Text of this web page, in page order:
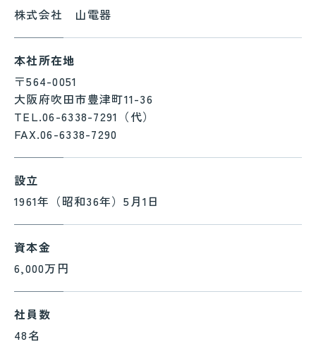
株式会社 山電器
本社所在地
〒564-0051
大阪府吹田市豊津町11-36
TEL.06-6338-7291（代）
FAX.06-6338-7290
設立
1961年（昭和36年）5月1日
資本金
6,000万円
社員数
48名